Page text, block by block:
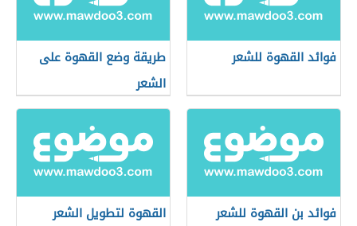
فوائد القهوة للشعر
طريقة وضع القهوة على
الشعر
فوائد بن القهوة للشعر القهوة لتطويل الشعر